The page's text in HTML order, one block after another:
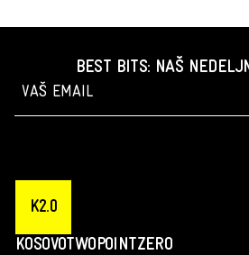
BEST BITS: NAŠ
K2.0
KOSOVOTWOPOINTZERO